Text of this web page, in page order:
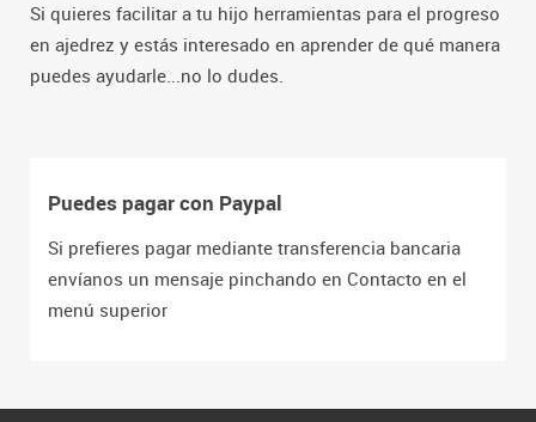
Si quieres facilitar a tu hijo herramientas para el progreso
en ajedrez y estás interesado en aprender de qué manera
puedes ayudarle...no lo dudes.
Puedes pagar con Paypal
Si prefieres pagar mediante transferencia bancaria
envíanos un mensaje pinchando en Contacto en el
menú superior